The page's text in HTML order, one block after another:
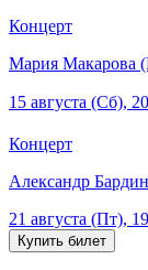
Концерт
Мария Макарова
15 августа (Сб),
Концерт
Александр
21 августа (Пт),